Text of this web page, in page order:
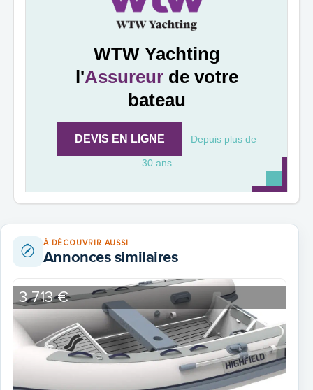
WTW Yachting
l'Assureurde votre
bateau
DEVIS EN LIGNE Depuis plus de
30 ans
À DÉCOUVRIR AUSSI
Annonces similaires
3 713 €